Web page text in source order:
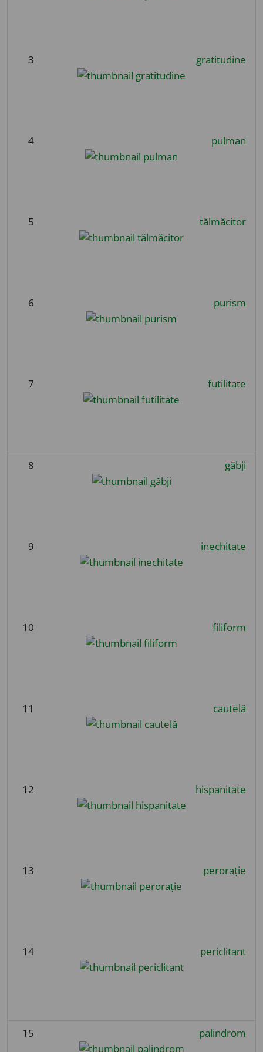
3 gratitudine
4 pulman
5 tălmăcitor
6 purism
7 futilitate
8 găbji
9 inechitate
10 filiform
11 cautelă
12 hispanitate
13 perorație
14 periclitant
15 palindrom